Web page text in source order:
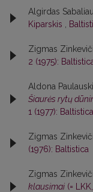
Algirdas
Kiparskis
Zigmas
2 (1975):
Aldona
Šiaurės rytų
1 (1977): Baltistica
Zigmas
(1976): Baltistica
Zigmas
klausimai (=